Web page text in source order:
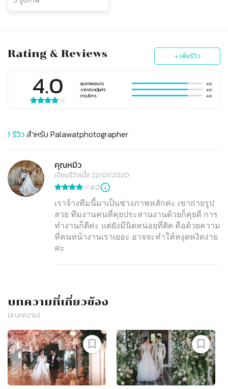
Rating & Reviews + เพิ่มรีวิว
4.0 คุณภาพของงาน
4.0
ราคา (ความคุ้มค่า)
4.0
การบริการ
4.0
1 รีวิวสำหรับ Palawatphotographer
คุณหมิว
เขียนรีวิวเมื่อ 22/01/2020
4.0
เราจ้างทีมนี้มาเป็นช่างภาพหลักค่ะ เขาถ่ายรูป
สวย ทีมงานคนที่คุยประสานงานด้วยก็คุยดี การ
ทำงานก็ดีค่ะ แต่ยังมีนิดหน่อยที่ติด คือด้วยความ
ที่คนหน้างานเราเยอะ อาจจะทำให้หงุดหงิดง่าย
ค่ะ
บทความที่เกี่ยวข้อง
(4บทความ)